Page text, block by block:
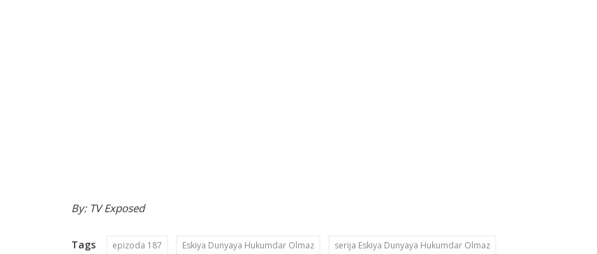
By: TV Exposed
Tags epizoda 187 Eskiya Dunyaya Hukumdar Olmaz serija Eskiya Dunyaya Hukumdar Olmaz